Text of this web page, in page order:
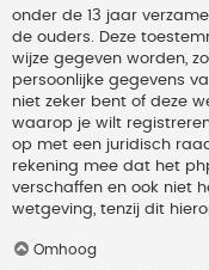
onder de 13 jaar
de ouders. Deze
wijze gegeven worden,
persoonlijke gegevens
niet zeker bent of deze
waarop je wilt
op met een juridisch
rekening mee dat het
verschaffen en ook niet
wetgeving, tenzij dit
Omhoog